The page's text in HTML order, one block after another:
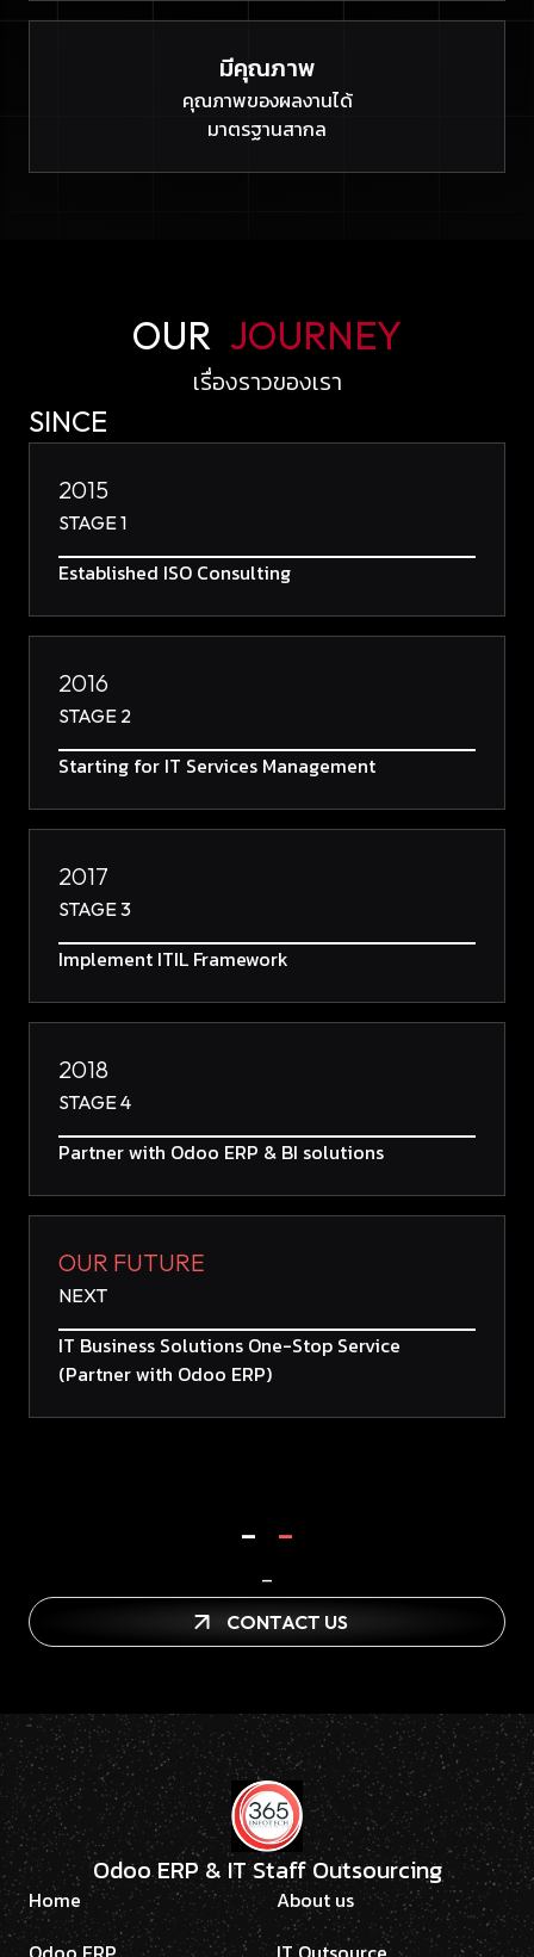
มีคุณภาพ
คุณภาพของผลงานได้
มาตรฐานสากล
OUR JOURNEY
เรื่องราวของเรา
SINCE
2015
STAGE 1
Established ISO Consulting
2016
STAGE 2
Starting for IT Services Management
2017
STAGE 3
Implement ITIL Framework
2018
STAGE 4
Partner with Odoo ERP & BI solutions
OUR FUTURE
NEXT
IT Business Solutions One-Stop Service
(Partner with Odoo ERP)
- -
-
CONTACT US
Odoo ERP & IT Staff Outsourcing
Home
About us